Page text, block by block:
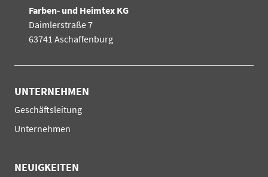
Farben- und Heimtex KG
Daimlerstraße 7
63741 Aschaffenburg
UNTERNEHMEN
Navigation
Geschäftsleitung
Unternehmen
NEUIGKEITEN